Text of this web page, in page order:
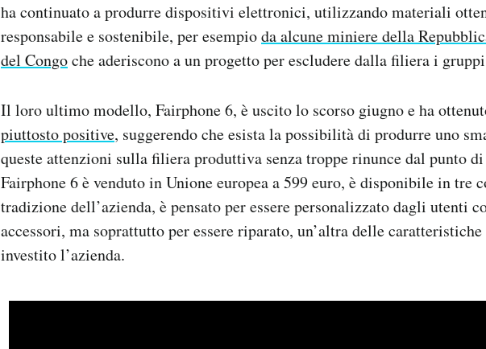
ha continuato a produrre dispositivi elettronici, utilizzando materiali
responsabile e sostenibile, per esempioda alcune miniere della
del Congoche aderiscono a un progetto per escludere dalla filiera i
Il loro ultimo modello, Fairphone 6, è uscito lo scorso giugno e ha
piuttosto positive, suggerendo che esista la possibilità di produrre uno
queste attenzioni sulla filiera produttiva senza troppe rinunce dal punto
Fairphone 6 è venduto in Unione europea a 599 euro, è disponibile in tre
tradizione dell’azienda, è pensato per essere personalizzato dagli utenti
accessori, ma soprattutto per essere riparato, un’altra delle
investito l’azienda.